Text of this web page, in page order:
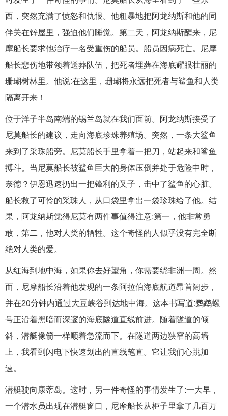
西，突然充满了愤怒和仇恨。他粗暴地把阿龙纳斯和他的同
伴关在锌屋里，强迫他们睡觉。第二天，阿龙纳斯醒来，尼
摩船长要求他治疗一名受重伤的船员。船员因病死亡。尼摩
船长悲伤地带领着送葬队伍，把死者埋葬在海底耀眼壮丽的
珊瑚树林里。他说:在这里，珊瑚将永远把死者与鲨鱼和人类
隔离开来！
位于洋子半岛南端的锡兰岛就在我们面前。阿龙纳斯接受了
尼莫船长的建议，走向海底珍珠养殖场。突然，一条大鲨鱼
来到了采珠船旁。尼莫船长手里拿着一把刀，站起来和鲨鱼
搏斗。当尼莫船长被鲨鱼巨大的身体压倒并处于危险中时，
奈德？伊恩迅速扔出一把锋利的叉子，击中了鲨鱼的心脏。
船长救了可怜的采珠人，从口袋里拿出一袋珍珠给了他。结
果，阿龙纳斯觉得尼莫有两件事值得注意:第一，他非常勇
敢，第二，他对人类的牺牲。这个奇怪的人似乎没有完全断
绝对人类的爱。
从红海到地中海，如果你去好望角，你需要绕非洲一周。然
而，尼摩船长沿着他发现的一条阿拉伯海底航道昂首阔步，
并在20分钟内通过大豆峡谷到达地中海。这本书写道:鹦鹉螺
号正沿着黑暗而深邃的海底隧道直线前进。随着隧道的倾
斜，潜艇像箭一样顺着急流而下。在隧道两边狭窄的高墙
上，我看到闪电下快速划出的直线笔直。它让我们心跳加
速。
潜艇驶向康蒂岛。这时，另一件奇怪的事情发生了:一大早，
一个潜水员出现在潜艇窗口，尼摩船长从柜子里拿了几百万